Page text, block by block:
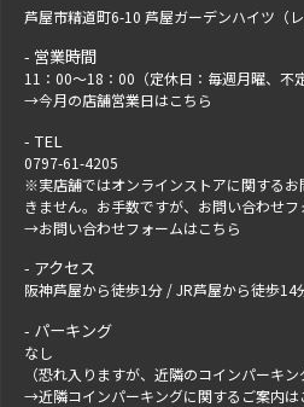
芦屋市精道町6-10 芦屋ガーデンハイツ（
営業時間
11：00～18：00（定休日：毎週月曜、不定
→今月の店舗営業日はこちら
TEL
0797-61-4205
※実店舗ではオンラインストアに関する
きません。お手数ですが、 お問い合わせフ
→お問い合わせフォームはこちら
アクセス
阪神芦屋から徒歩1分 / JR芦屋から徒歩
パーキング
なし
（恐れ入りますが、近隣のコインパーキン
→近隣コインパーキングに関するご案内は